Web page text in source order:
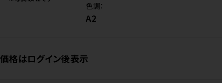
色調：
A2
価格はログイン後表示